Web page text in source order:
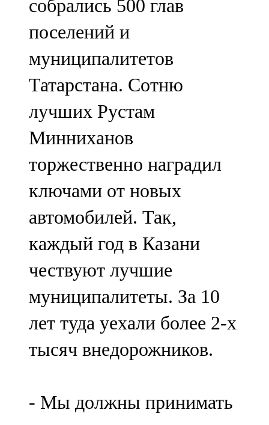
102,6 FM
Чирмешән
107,7 FM
Чистай
103,0 FM
Чүпрәле
91,0 FM
Шәмәрдән
102,3 FM
Яңа чишмә
107,0 FM
Яр Чаллы
105,5 FM
собрались 500 глав
поселений и
муниципалитетов
Татарстана. Сотню
лучших Рустам
Минниханов
торжественно наградил
ключами от новых
автомобилей. Так,
каждый год в Казани
чествуют лучшие
муниципалитеты. За 10
лет туда уехали более 2-х
тысяч внедорожников.
- Мы должны принимать